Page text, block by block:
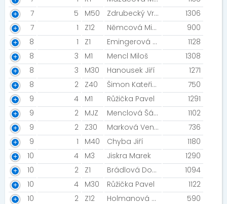
7
5 M50 Zdrubecký Vratislav
1306
7
1 Z12 Němcová Michaela
900
8
1 Z1 Emingerová Kateřina
1128
8
3 M1 Mencl Miloš
1308
8
3 M30 Hanousek Jiří
1271
8
2 Z40 Šimon Kateřina
750
9
4 M1 Růžička Pavel
1291
9
2 MJZ Menclová Šárka
1102
9
2 Z30 Marková Vendula
736
9
1 M40 Chyba Jiří
1180
10
4 M3 Jiskra Marek
1290
10
2 Z1 Brádlová Dominika
1094
10
4 M30 Růžička Pavel
1122
10
2 Z12 Holmanová Markéta
590